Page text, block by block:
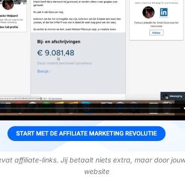
affiliate-links. Jij betaalt niets extra, maar door
website